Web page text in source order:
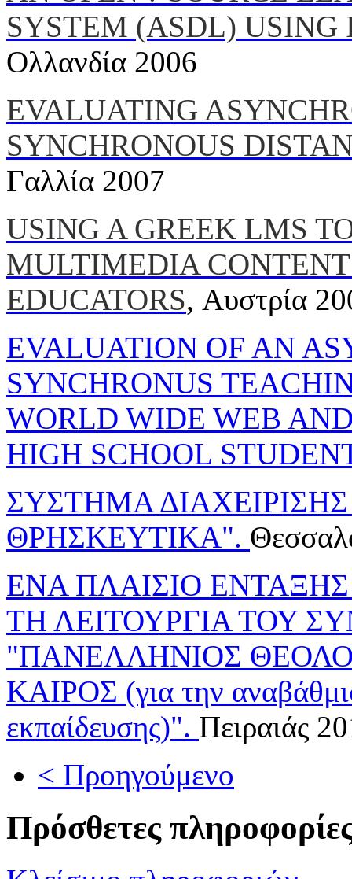
SYSTEM (ASDL) USING
Ολλανδία 2006
EVALUATING
SYNCHRONOUS
Γαλλία 2007
USING A GREEK LMS
MULTIMEDIA
EDUCATORS, Αυστρία
EVALUATION OF AN
SYNCHRONUS
WORLD WIDE WEB
HIGH SCHOOL
ΣΥΣΤΗΜΑ
ΘΡΗΣΚΕΥΤΙΚΑ".
ΕΝΑ ΠΛΑΙΣΙΟ
ΤΗ ΛΕΙΤΟΥΡΓΙΑ ΤΟΥ
"ΠΑΝΕΛΛΗΝΙΟΣ
ΚΑΙΡΟΣ (για την
εκπαίδευσης)". Πειραιάς
< Προηγούμενο
Πρόσθετες